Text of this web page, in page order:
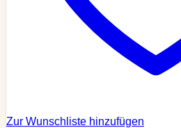
Zur Wunschliste hinzufügen